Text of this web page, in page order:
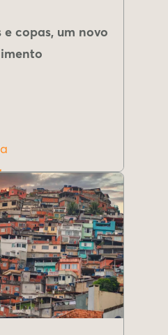
copas, um novo